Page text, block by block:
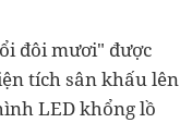
đôi mươi" được
tích sân khấu lên
LED khổng lồ